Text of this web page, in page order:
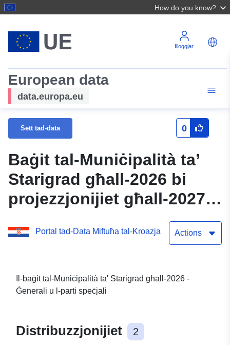
How do you know?
Illoggjar
European data
data.europa.eu
Sett tad-data 0
Baġit tal-Muniċipalità ta’
Starigrad għall-2026 bi
projezzjonijiet għall-2027 u
Portal tad-Data Miftuħa tal-Kroazja Actions
Il-baġit tal-Muniċipalità ta' Starigrad għall-2026 -
Ġenerali u l-parti speċjali
Distribuzzjonijiet 2